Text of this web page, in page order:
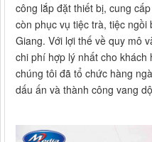
công lắp đặt thiết bị, cung
còn phục vụ tiệc trà, tiệc
Giang. Với lợi thế về quy mô
chi phí hợp lý nhất cho
chúng tôi đã tổ chức hàng
dấu ấn và thành công vang